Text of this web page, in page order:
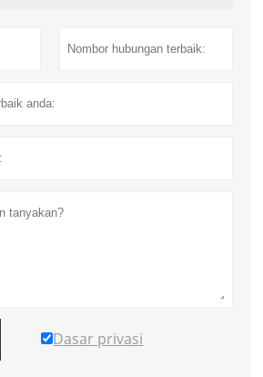
Dasar privasi